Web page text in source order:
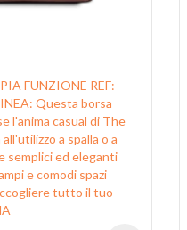
FUNZIONE REF:
Questa borsa
l'anima casual di The
a spalla o a
semplici ed eleganti
e comodi spazi
tutto il tuo